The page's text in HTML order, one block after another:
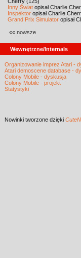
Inny Świat opisał Charlie
Inspektor opisał Charlie
Grand Prix Simulator opisał
«« nowsze
Wewnętrzne/Internals
Organizowanie imprez Atari -
Atari demoscene database -
Colony Mobile - dyskusja
Colony Mobile - projekt
Statystyki
Nowinki tworzone dzięki